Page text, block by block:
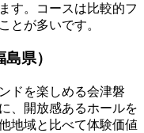
す。コースは比較的フ
とが多いです。
県）
ドを楽しめる会津磐
、開放感あるホールを
地域と比べて体験価値